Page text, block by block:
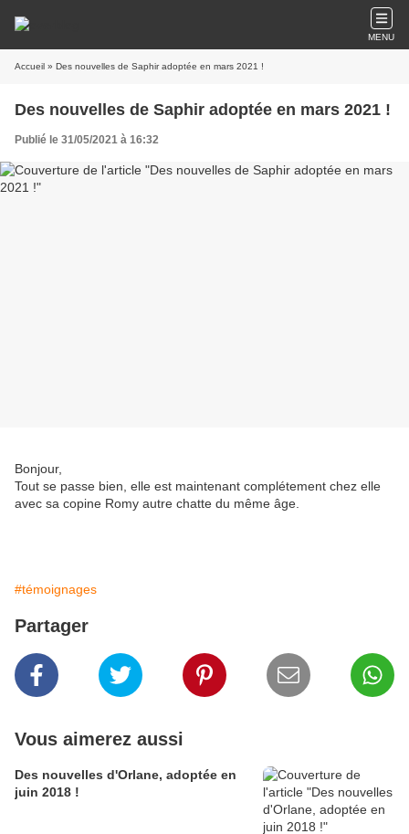
MENU
Accueil » Des nouvelles de Saphir adoptée en mars 2021 !
Des nouvelles de Saphir adoptée en mars 2021 !
Publié le 31/05/2021 à 16:32
Bonjour,
Tout se passe bien, elle est maintenant complétement chez elle
avec sa copine Romy autre chatte du même âge.
#témoignages
Partager
Vous aimerez aussi
Des nouvelles d'Orlane, adoptée en
juin 2018 !